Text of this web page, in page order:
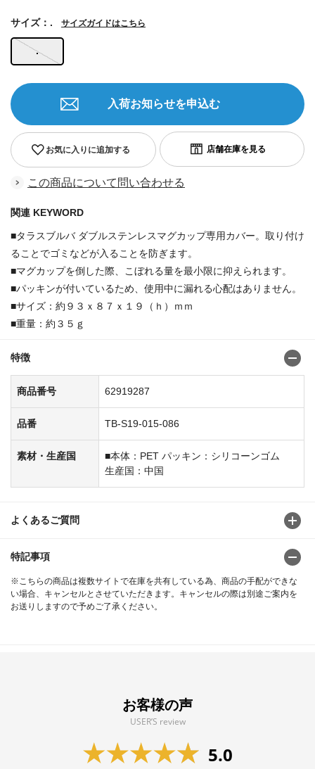
.
サイズ：. サイズガイドはこちら
お気に入りに追加する
入荷お知らせを申込む
この商品について問い合わせる
関連 KEYWORD
■タラスブルバ ダブルステンレスマグカップ専用カバー。取り付け
ることでゴミなどが入ることを防ぎます。
■マグカップを倒した際、こぼれる量を最小限に抑えられます。
■パッキンが付いているため、使用中に漏れる心配はありません。
■サイズ：約９３ｘ８７ｘ１９（ｈ）ｍｍ
■重量：約３５ｇ
特徴
商品番号 62919287
品番 TB-S19-015-086
素材・生産国
■本体：PET パッキン：シリコーンゴム
生産国：中国
よくあるご質問
特記事項
※こちらの商品は複数サイトで在庫を共有している為、商品の手配ができな
い場合、キャンセルとさせていただきます。キャンセルの際は別途ご案内を
お送りしますので予めご了承ください。
お客様の声
USER’S review
5.0